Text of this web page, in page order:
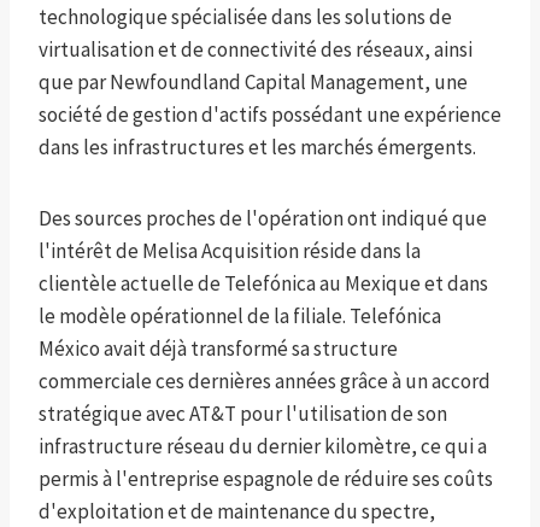
technologique spécialisée dans les solutions de
virtualisation et de connectivité des réseaux, ainsi
que par Newfoundland Capital Management, une
société de gestion d'actifs possédant une expérience
dans les infrastructures et les marchés émergents.
Des sources proches de l'opération ont indiqué que
l'intérêt de Melisa Acquisition réside dans la
clientèle actuelle de Telefónica au Mexique et dans
le modèle opérationnel de la filiale. Telefónica
México avait déjà transformé sa structure
commerciale ces dernières années grâce à un accord
stratégique avec AT&T pour l'utilisation de son
infrastructure réseau du dernier kilomètre, ce qui a
permis à l'entreprise espagnole de réduire ses coûts
d'exploitation et de maintenance du spectre,